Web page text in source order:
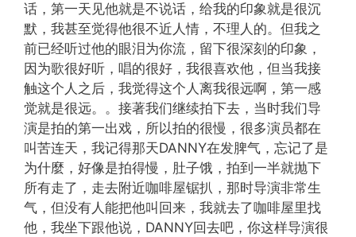
话，第一天见他就是不说话，给我的印象就是很沉
默，我甚至觉得他很不近人情，不理人的。但我之
前已经听过他的眼泪为你流，留下很深刻的印象，
因为歌很好听，唱的很好，我很喜欢他，但当我接
触这个人之后，我觉得这个人离我很远啊，第一感
觉就是很远。。接著我们继续拍下去，当时我们导
演是拍的第一出戏，所以拍的很慢，很多演员都在
叫苦连天，我记得那天DANNY在发脾气，忘记了是
为什麼，好像是拍得慢，肚子饿，拍到一半就抛下
所有走了，走去附近咖啡屋锯扒，那时导演非常生
气，但没有人能把他叫回来，我就去了咖啡屋里找
他，我坐下跟他说，DANNY回去吧，你这样导演很